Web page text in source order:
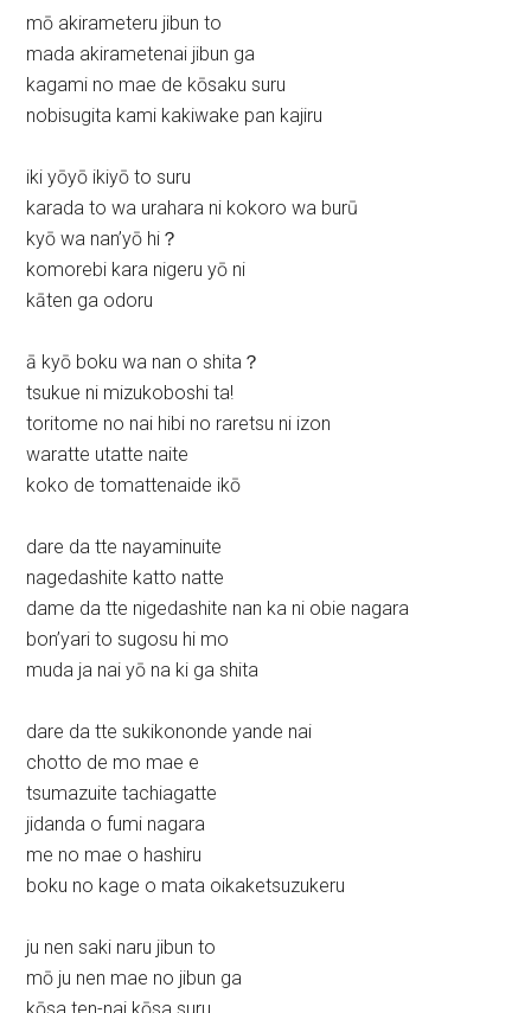
mō akirameteru jibun to
mada akirametenai jibun ga
kagami no mae de kōsaku suru
nobisugita kami kakiwake pan kajiru
iki yōyō ikiyō to suru
karada to wa urahara ni kokoro wa burū
kyō wa nan’yō hi？
komorebi kara nigeru yō ni
kāten ga odoru
ā kyō boku wa nan o shita？
tsukue ni mizukoboshi ta!
toritome no nai hibi no raretsu ni izon
waratte utatte naite
koko de tomattenaide ikō
dare da tte nayaminuite
nagedashite katto natte
dame da tte nigedashite nan ka ni obie nagara
bon’yari to sugosu hi mo
muda ja nai yō na ki ga shita
dare da tte sukikononde yande nai
chotto de mo mae e
tsumazuite tachiagatte
jidanda o fumi nagara
me no mae o hashiru
boku no kage o mata oikaketsuzukeru
ju nen saki naru jibun to
mō ju nen mae no jibun ga